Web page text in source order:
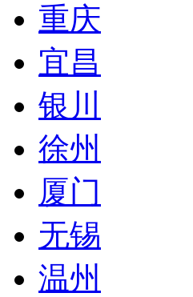
重庆
宜昌
银川
徐州
厦门
无锡
温州